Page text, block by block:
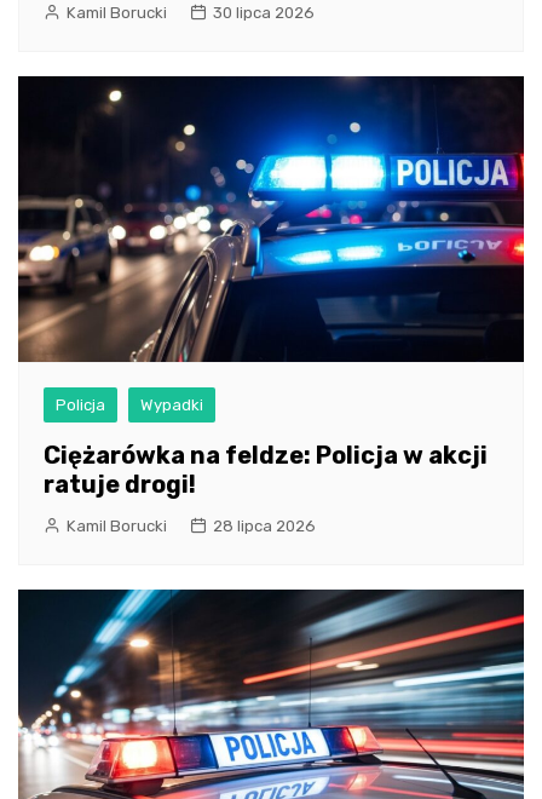
Kamil Borucki 30 lipca 2026
Policja Wypadki
Ciężarówka na feldze: Policja w akcji
ratuje drogi!
Kamil Borucki 28 lipca 2026